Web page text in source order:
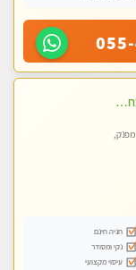
רעננה - חוויה בלתי נשכחת ומפנקת במיוחד
חניה חינם
נקי ומסודר
עיסוי מקצועי